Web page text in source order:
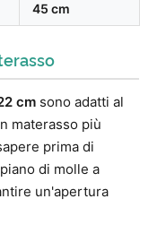
45 cm
cm sono adatti al
materasso più
prima di
di molle a
un'apertura